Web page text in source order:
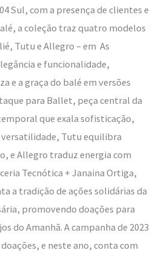
Sul, com a presença de clientes e
a coleção traz quatro modelos
Tutu e Allegro – em As
e funcionalidade,
e a graça do balé em versões
para Ballet, peça central da
que exala sofisticação,
Tutu equilibra
e Allegro traduz energia com
Tecnótica + Janaina Ortiga,
a tradição de ações solidárias da
promovendo doações para
do Amanhã. A campanha de 2023
e neste ano, conta com